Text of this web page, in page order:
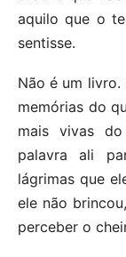
aquilo que o
sentisse.
Não é um livro.
memórias do
mais vivas
palavra ali
lágrimas que
ele não
perceber o